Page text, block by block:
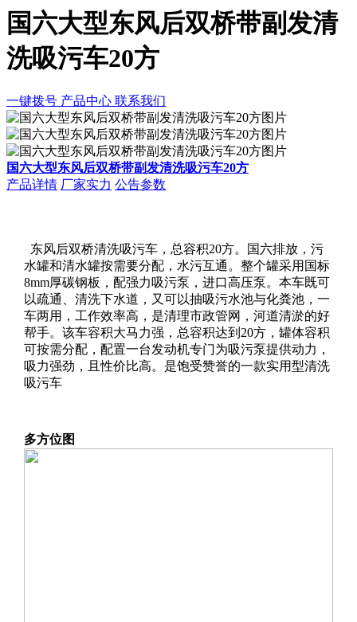
国六大型东风后双桥带副发清
洗吸污车20方
一键拨号 产品中心 联系我们
国六大型东风后双桥带副发清洗吸污车20方
产品详情 厂家实力 公告参数
东风后双桥清洗吸污车，总容积20方。国六排放，污
水罐和清水罐按需要分配，水污互通。整个罐采用国标
8mm厚碳钢板，配强力吸污泵，进口高压泵。本车既可
以疏通、清洗下水道，又可以抽吸污水池与化粪池，一
车两用，工作效率高，是清理市政管网，河道清淤的好
帮手。该车容积大马力强，总容积达到20方，罐体容积
可按需分配，配置一台发动机专门为吸污泵提供动力，
吸力强劲，且性价比高。是饱受赞誉的一款实用型清洗
吸污车
多方位图